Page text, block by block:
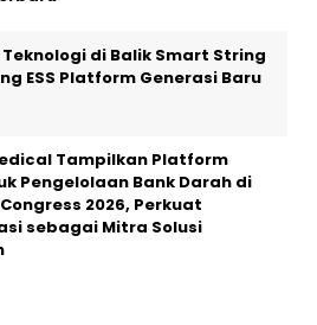
di Balik Smart String
ESS Platform Generasi Baru
Tampilkan Platform
Pengelolaan Bank Darah di
2026, Perkuat
sebagai Mitra Solusi